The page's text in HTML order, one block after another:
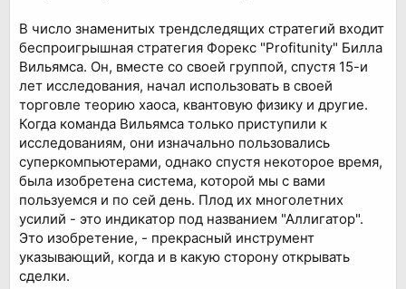
В число знаменитых трендследящих стратегий входит
беспроигрышная стратегия Форекс "Profitunity" Билла
Вильямса. Он, вместе со своей группой, спустя 15-и
лет исследования, начал использовать в своей
торговле теорию хаоса, квантовую физику и другие.
Когда команда Вильямса только приступили к
исследованиям, они изначально пользовались
суперкомпьютерами, однако спустя некоторое время,
была изобретена система, которой мы с вами
пользуемся и по сей день. Плод их многолетних
усилий - это индикатор под названием "Аллигатор".
Это изобретение, - прекрасный инструмент
указывающий, когда и в какую сторону открывать
сделки.